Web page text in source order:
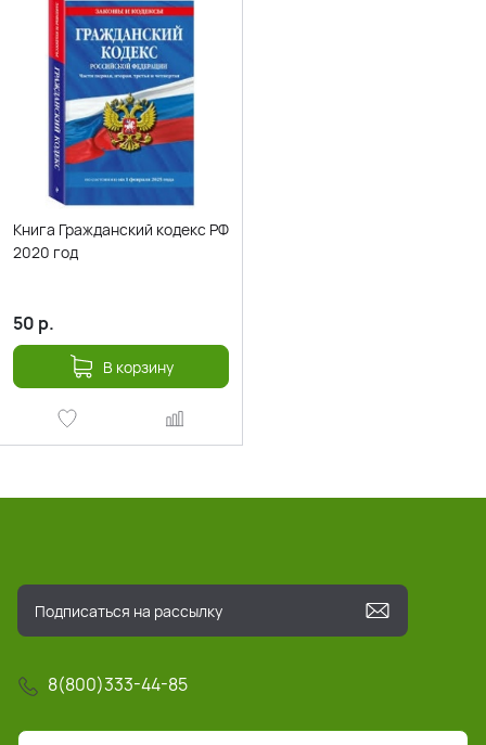
Книга Гражданский кодекс РФ
2020 год
50 р.
В корзину
8(800)333-44-85
info@pochta-rts.ru